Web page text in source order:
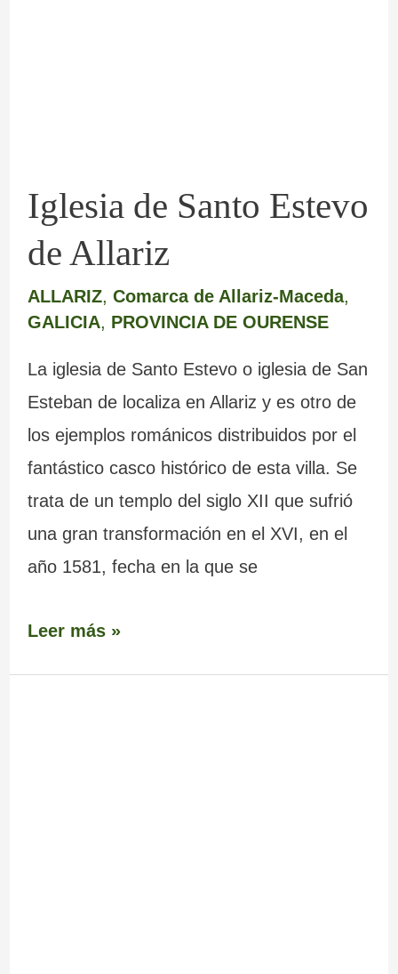
Iglesia de Santo Estevo
de Allariz
ALLARIZ, Comarca de Allariz-Maceda,
GALICIA, PROVINCIA DE OURENSE
La iglesia de Santo Estevo o iglesia de San
Esteban de localiza en Allariz y es otro de
los ejemplos románicos distribuidos por el
fantástico casco histórico de esta villa. Se
trata de un templo del siglo XII que sufrió
una gran transformación en el XVI, en el
año 1581, fecha en la que se
Leer más »